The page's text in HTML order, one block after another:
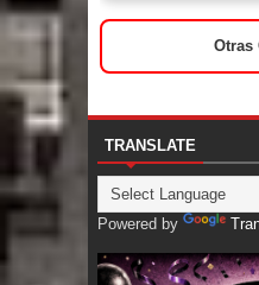
Otras
TRANSLATE
Powered by